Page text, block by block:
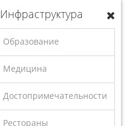
Инфраструктура
Образование
Медицина
Достопримечательности
Рестораны